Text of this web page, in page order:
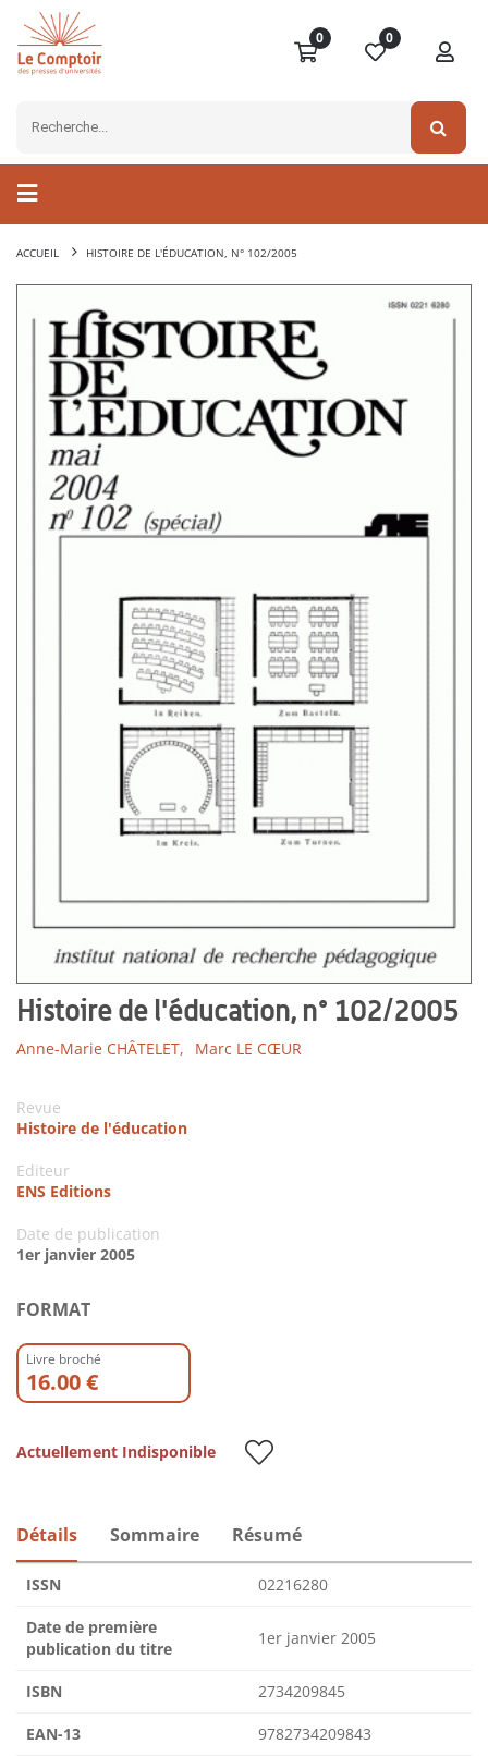
0 0
ACCUEIL HISTOIRE DE L'ÉDUCATION, N° 102/2005
Histoire de l'éducation, n° 102/2005
Anne-Marie CHÂTELET, Marc LE CŒUR
Revue
Histoire de l'éducation
Editeur
ENS Editions
Date de publication
1er janvier 2005
FORMAT
Livre broché
16.00 €
Actuellement Indisponible
Détails Sommaire Résumé
ISSN 02216280
Date de première
publication du titre
1er janvier 2005
ISBN 2734209845
EAN-13 9782734209843